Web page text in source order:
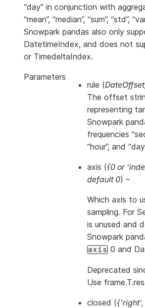
“day” in conjunction with
“mean”, “median”, “sum”, “std”,
Snowpark pandas also only
DatetimeIndex, and does not
or TimedeltaIndex.
Parameters
rule (DateOffset
The offset
representing
Snowpark
frequencies
“hour”, and
axis ({0 or
default 0) –
Which axis to
sampling. For
is unused and
Snowpark
axis 0 and
Deprecated
Use
closed ({'right',